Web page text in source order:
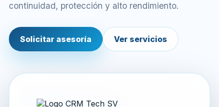
continuidad, protección y alto rendimiento.
Solicitar asesoría Ver servicios